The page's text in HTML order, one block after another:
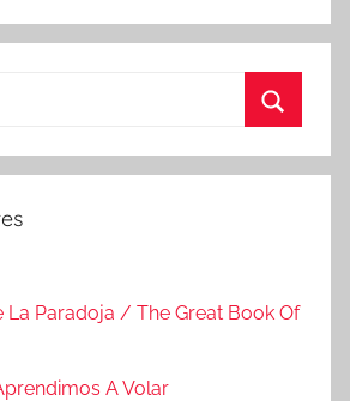
La Paradoja / The Great Book Of
A Volar